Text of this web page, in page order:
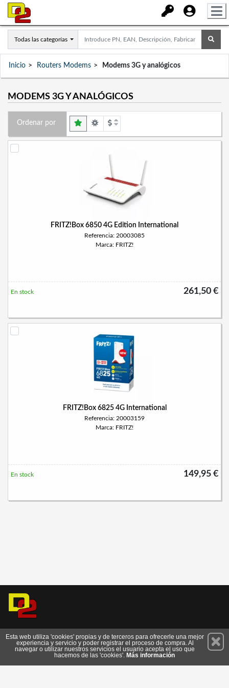
Todas las categorías
Inicio Routers Modems Modems 3G y analógicos
MODEMS 3G Y ANALÓGICOS
Ordenar por
FRITZ!Box 6850 4G Edition International
Referencia: 20003085
Marca: FRITZ!
261,50 €
En stock
FRITZ!Box 6825 4G International
Referencia: 20003159
Marca: FRITZ!
149,95 €
En stock
Suscríbete
Esta web utiliza 'cookies' propias y de terceros para ofrecerle una mejor
experiencia y servicio y poder registrar el proceso de compra. Al
navegar o utilizar nuestros servicios el usuario acepta el uso que
hacemos de las 'cookies'. Más información